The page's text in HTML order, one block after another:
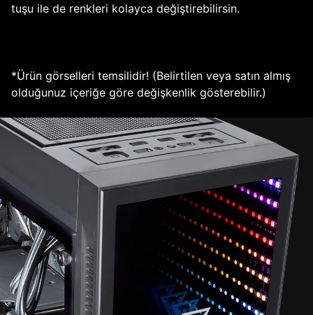
tuşu ile de renkleri kolayca değiştirebilirsin.
*Ürün görselleri temsilidir! (Belirtilen veya satın almış
olduğunuz içeriğe göre değişkenlik gösterebilir.)